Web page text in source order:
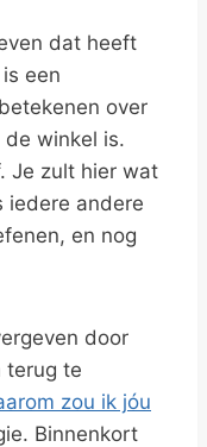
dat heeft
een
over
winkel is.
Je zult hier wat
iedere andere
en nog
door
terug te
zou ik jóu
Binnenkort